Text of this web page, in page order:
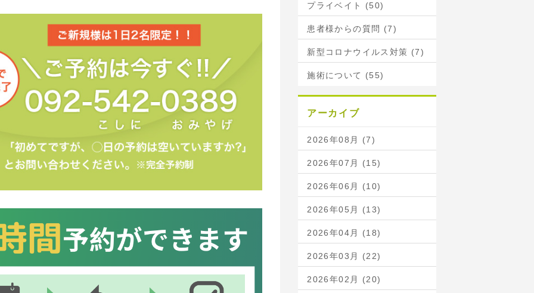
プライベイト (50)
患者様からの質問 (7)
新型コロナウイルス対策 (7)
施術について (55)
アーカイブ
2026年08月 (7)
2026年07月 (15)
2026年06月 (10)
2026年05月 (13)
2026年04月 (18)
2026年03月 (22)
2026年02月 (20)